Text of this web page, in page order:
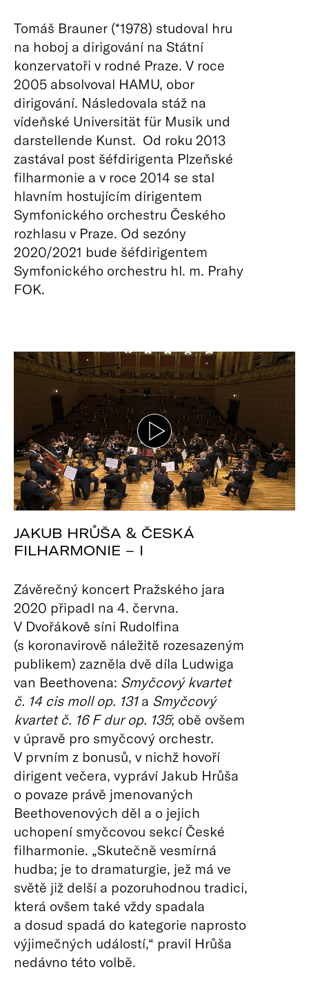
Tomáš Brauner (*1978) studoval hru
na hoboj a dirigování na Státní
konzervatoři v rodné Praze. V roce
2005 absolvoval HAMU, obor
dirigování. Následovala stáž na
vídeňské Universität für Musik und
darstellende Kunst. Od roku 2013
zastával post šéfdirigenta Plzeňské
filharmonie a v roce 2014 se stal
hlavním hostujícím dirigentem
Symfonického orchestru Českého
rozhlasu v Praze. Od sezóny
2020/2021 bude šéfdirigentem
Symfonického orchestru hl. m. Prahy
FOK.
JAKUB HRŮŠA & ČESKÁ
FILHARMONIE – I
Závěrečný koncert Pražského jara
2020 připadl na 4. června.
V Dvořákově síni Rudolfina
(s koronavirově náležitě rozesazeným
publikem) zazněla dvě díla Ludwiga
van Beethovena: Smyčcový kvartet
č. 14 cis moll op. 131a Smyčcový
kvartet č. 16 F dur op. 135; obě ovšem
v úpravě pro smyčcový orchestr.
V prvním z bonusů, v nichž hovoří
dirigent večera, vypráví Jakub Hrůša
o povaze právě jmenovaných
Beethovenových děl a o jejich
uchopení smyčcovou sekcí České
filharmonie. „Skutečně vesmírná
hudba; je to dramaturgie, jež má ve
světě již delší a pozoruhodnou tradici,
která ovšem také vždy spadala
a dosud spadá do kategorie naprosto
výjimečných událostí,“ pravil Hrůša
nedávno této volbě.